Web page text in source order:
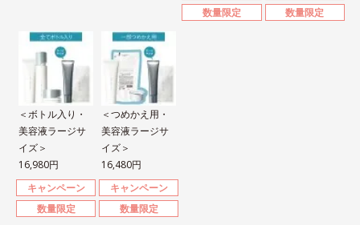
数量限定
数量限定
＜ボトル入り・
美容液ラージサ
イズ＞
16,980円
キャンペーン
数量限定
＜つめかえ用・
美容液ラージサ
イズ＞
16,480円
キャンペーン
数量限定